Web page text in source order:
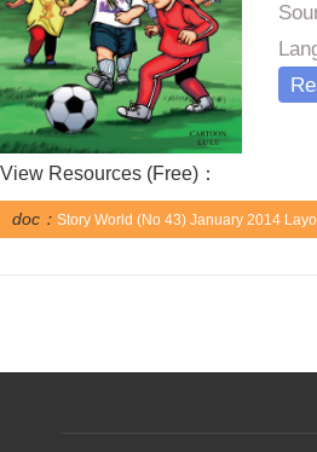
View Resources (Free)：
doc： Story World (No 43) January 2014